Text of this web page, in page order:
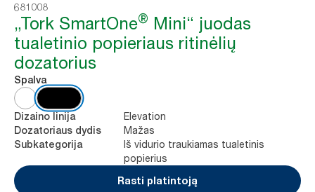
681008
„Tork SmartOne® Mini“ juodas
tualetinio popieriaus ritinėlių
dozatorius
Spalva
Dizaino linija Elevation
Dozatoriaus dydis Mažas
Subkategorija
Iš vidurio traukiamas tualetinis
popierius
Rasti platintoją